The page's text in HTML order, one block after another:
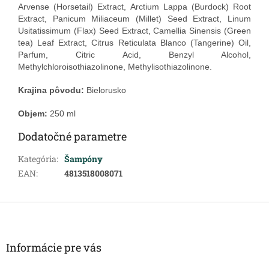
Arvense (Horsetail) Extract, Arctium Lappa (Burdock) Root
Extract, Panicum Miliaceum (Millet) Seed Extract, Linum
Usitatissimum (Flax) Seed Extract, Camellia Sinensis (Green
tea) Leaf Extract, Citrus Reticulata Blanco (Tangerine) Oil,
Parfum, Citric Acid, Benzyl Alcohol,
Methylchloroisothiazolinone, Methylisothiazolinone.
Krajina pôvodu: Bielorusko
Objem: 250 ml
Dodatočné parametre
Kategória: Šampóny
EAN: 4813518008071
Z
Informácie pre vás